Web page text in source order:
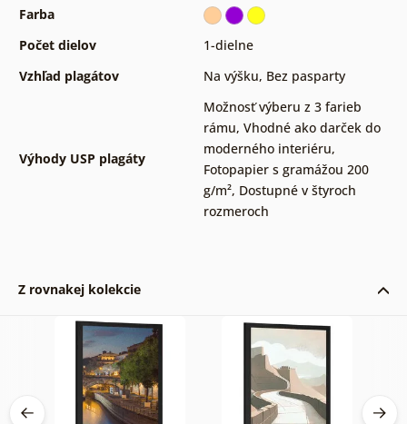
Farba
Počet dielov
1-dielne
Vzhľad plagátov
Na výšku, Bez pasparty
Výhody USP plagáty
Možnosť výberu z 3 farieb
rámu, Vhodné ako darček do
moderného interiéru,
Fotopapier s gramážou 200
g/m², Dostupné v štyroch
rozmeroch
Z rovnakej kolekcie